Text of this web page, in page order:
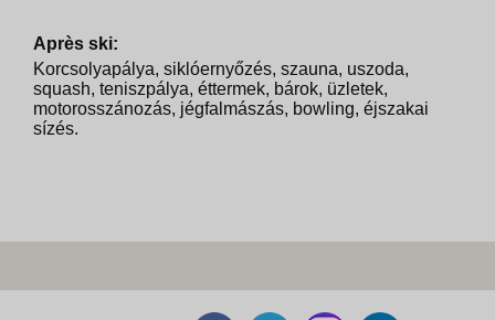
Après ski:
Korcsolyapálya, siklóernyőzés, szauna, uszoda,
squash, teniszpálya, éttermek, bárok, üzletek,
motorosszánozás, jégfalmászás, bowling, éjszakai
sízés.